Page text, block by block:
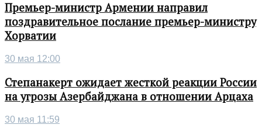
Премьер-министр Армении направил
поздравительное послание премьер-министру
Хорватии
30 мая 12:00
Степанакерт ожидает жесткой реакции России
на угрозы Азербайджана в отношении Арцаха
30 мая 11:59